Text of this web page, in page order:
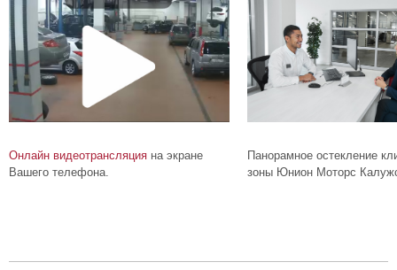
Онлайн видеотрансляция на экране
Вашего телефона.
Панорамное остекление
зоны Юнион Моторс